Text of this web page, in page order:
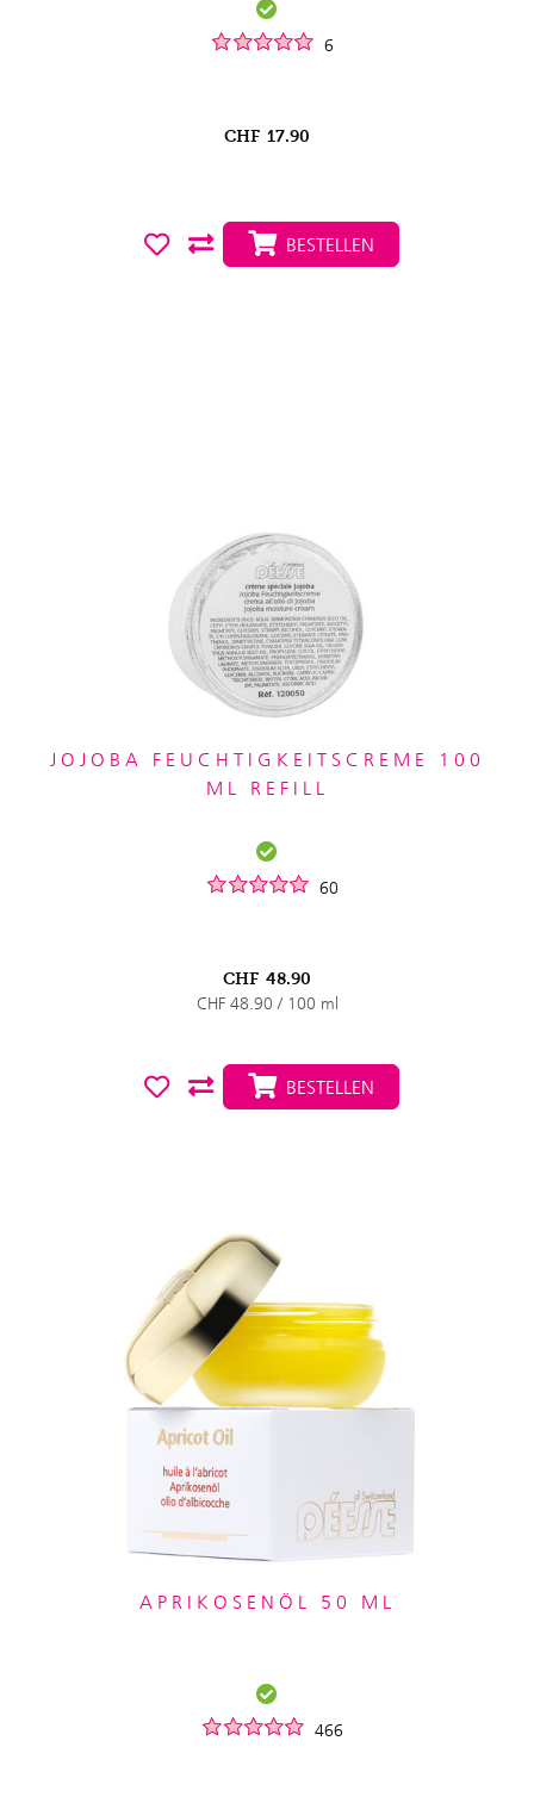
6
CHF 17.90
BESTELLEN
JOJOBA FEUCHTIGKEITSCREME 100
ML REFILL
60
CHF 48.90
CHF 48.90 / 100 ml
BESTELLEN
APRIKOSENÖL 50 ML
466